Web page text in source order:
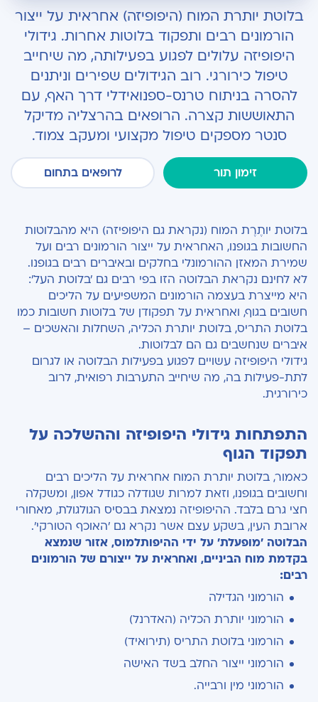
מאפייניהם של גידולי היפופיזה
כיצד מתבצע ניתוח להסרת גידולי היפופיזה?
בלוטת יותרת המוח (היפופיזה) אחראית על ייצור
הורמונים רבים ותפקוד בלוטות אחרות. גידולי
היפופיזה עלולים לפגוע בפעילותה, מה שיחייב
טיפול כירורגי. רוב הגידולים שפירים וניתנים
להסרה בניתוח טרנס-ספנואידלי דרך האף, עם
התאוששות קצרה. הרופאים בהרצליה מדיקל
סנטר מספקים טיפול מקצועי ומעקב צמוד.
זימון תור לרופאים בתחום
בלוטת יותֶרֶת המוח (נקראת גם היפופיזה) היא מהבלוטות
החשובות בגופנו, האחראית על ייצור הורמונים רבים ועל
שמירת המאזן ההורמונלי בחלקים ובאיברים רבים בגופנו.
לא לחינם נקראת הבלוטה הזו בפי רבים גם 'בלוטת העל':
היא מייצרת בעצמה הורמונים המשפיעים על הליכים
חשובים בגוף, ואחראית על תפקודן של בלוטות חשובות כמו
בלוטת התריס, בלוטת יותרת הכליה, השחלות והאשכים –
איברים שנחשבים גם הם לבלוטות.
גידולי היפופיזה עשויים לפגוע בפעילות הבלוטה או לגרום
לתת-פעילות בה, מה שיחייב התערבות רפואית, לרוב
כירורגית.
התפתחות גידולי היפופיזה וההשלכה על
תפקוד הגוף
כאמור, בלוטת יותרת המוח אחראית על הליכים רבים
וחשובים בגופנו, וזאת למרות שגודלה כגודל אפון, ומשקלה
חצי גרם בלבד. ההיפופיזה נמצאת בבסיס הגולגולת, מאחורי
ארובת העין, בשקע עצם אשר נקרא גם 'האוכף הטורקי'.
הבלוטה 'מופעלת' על ידי ההיפותלמוס, אזור שנמצא
בקדמת מוח הביניים, ואחראית על ייצורם של הורמונים
רבים:
הורמוני הגדילה
הורמוני יותרת הכליה (האדרנל)
הורמוני בלוטת התריס (תירואיד)
הורמוני ייצור החלב בשד האישה
הורמוני מין ורבייה.